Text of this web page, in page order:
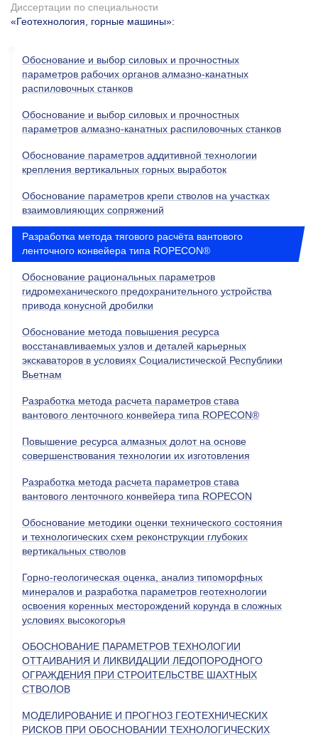
Диссертации по специальности
«Геотехнология, горные машины»:
Обоснование и выбор силовых и прочностных
параметров рабочих органов алмазно-канатных
распиловочных станков
Обоснование и выбор силовых и прочностных
параметров алмазно-канатных распиловочных станков
Обоснование параметров аддитивной технологии
крепления вертикальных горных выработок
Обоснование параметров крепи стволов на участках
взаимовлияющих сопряжений
Разработка метода тягового расчёта вантового
ленточного конвейера типа ROPECON®
Обоснование рациональных параметров
гидромеханического предохранительного устройства
привода конусной дробилки
Обоснование метода повышения ресурса
восстанавливаемых узлов и деталей карьерных
экскаваторов в условиях Социалистической Республики
Вьетнам
Разработка метода расчета параметров става
вантового ленточного конвейера типа ROPECON®
Повышение ресурса алмазных долот на основе
совершенствования технологии их изготовления
Разработка метода расчета параметров става
вантового ленточного конвейера типа ROPECON
Обоснование методики оценки технического состояния
и технологических схем реконструкции глубоких
вертикальных стволов
Горно-геологическая оценка, анализ типоморфных
минералов и разработка параметров геотехнологии
освоения коренных месторождений корунда в сложных
условиях высокогорья
ОБОСНОВАНИЕ ПАРАМЕТРОВ ТЕХНОЛОГИИ
ОТТАИВАНИЯ И ЛИКВИДАЦИИ ЛЕДОПОРОДНОГО
ОГРАЖДЕНИЯ ПРИ СТРОИТЕЛЬСТВЕ ШАХТНЫХ
СТВОЛОВ
МОДЕЛИРОВАНИЕ И ПРОГНОЗ ГЕОТЕХНИЧЕСКИХ
РИСКОВ ПРИ ОБОСНОВАНИИ ТЕХНОЛОГИЧЕСКИХ